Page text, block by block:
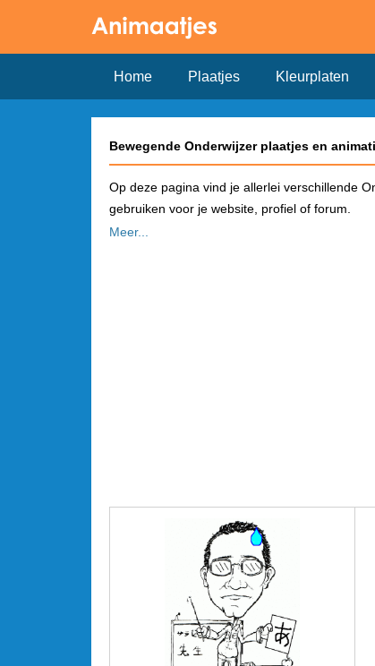
Home Plaatjes Kleurplaten
Bewegende Onderwijzer plaatjes en
Op deze pagina vind je allerlei verschillende
gebruiken voor je website, profiel of forum.
Meer...